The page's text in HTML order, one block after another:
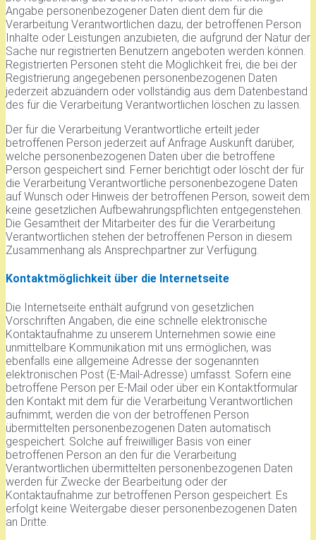
Angabe personenbezogener Daten dient dem für die
Verarbeitung Verantwortlichen dazu, der betroffenen Person
Inhalte oder Leistungen anzubieten, die aufgrund der Natur der
Sache nur registrierten Benutzern angeboten werden können.
Registrierten Personen steht die Möglichkeit frei, die bei der
Registrierung angegebenen personenbezogenen Daten
jederzeit abzuändern oder vollständig aus dem Datenbestand
des für die Verarbeitung Verantwortlichen löschen zu lassen.
Der für die Verarbeitung Verantwortliche erteilt jeder
betroffenen Person jederzeit auf Anfrage Auskunft darüber,
welche personenbezogenen Daten über die betroffene
Person gespeichert sind. Ferner berichtigt oder löscht der für
die Verarbeitung Verantwortliche personenbezogene Daten
auf Wunsch oder Hinweis der betroffenen Person, soweit dem
keine gesetzlichen Aufbewahrungspflichten entgegenstehen.
Die Gesamtheit der Mitarbeiter des für die Verarbeitung
Verantwortlichen stehen der betroffenen Person in diesem
Zusammenhang als Ansprechpartner zur Verfügung.
Kontaktmöglichkeit über die Internetseite
Die Internetseite enthält aufgrund von gesetzlichen
Vorschriften Angaben, die eine schnelle elektronische
Kontaktaufnahme zu unserem Unternehmen sowie eine
unmittelbare Kommunikation mit uns ermöglichen, was
ebenfalls eine allgemeine Adresse der sogenannten
elektronischen Post (E-Mail-Adresse) umfasst. Sofern eine
betroffene Person per E-Mail oder über ein Kontaktformular
den Kontakt mit dem für die Verarbeitung Verantwortlichen
aufnimmt, werden die von der betroffenen Person
übermittelten personenbezogenen Daten automatisch
gespeichert. Solche auf freiwilliger Basis von einer
betroffenen Person an den für die Verarbeitung
Verantwortlichen übermittelten personenbezogenen Daten
werden für Zwecke der Bearbeitung oder der
Kontaktaufnahme zur betroffenen Person gespeichert. Es
erfolgt keine Weitergabe dieser personenbezogenen Daten
an Dritte.